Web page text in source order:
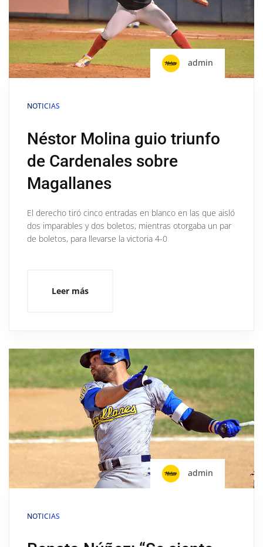
admin
NOTICIAS
Néstor Molina guio triunfo
de Cardenales sobre
Magallanes
El derecho tiró cinco entradas en blanco en las que aisló
dos imparables y dos boletos, mientras otorgaba un par
de boletos, para llevarse la victoria 4-0
Leer más
admin
NOTICIAS